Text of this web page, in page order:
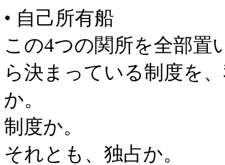
• 自己所有船
この4つの関所を全部置
ら決まっている制度を
か。
制度か。
それとも、独占か。